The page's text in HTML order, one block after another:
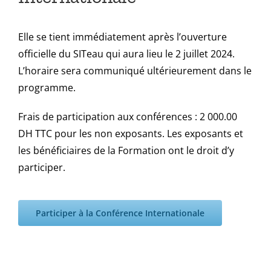
Elle se tient immédiatement après l’ouverture
officielle du SITeau qui aura lieu le 2 juillet 2024.
L’horaire sera communiqué ultérieurement dans le
programme.
Frais de participation aux conférences : 2 000.00
DH TTC pour les non exposants. Les exposants et
les bénéficiaires de la Formation ont le droit d’y
participer.
Participer à la Conférence Internationale